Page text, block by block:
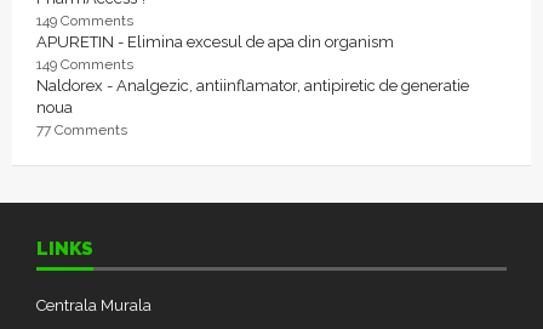
149 Comments
APURETIN - Elimina excesul de apa din organism
149 Comments
Naldorex - Analgezic, antiinflamator, antipiretic de generatie
noua
77 Comments
LINKS
Centrala Murala